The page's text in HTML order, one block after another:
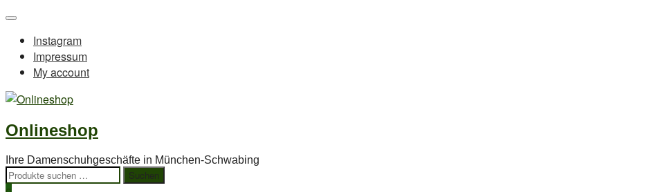
Skip
content
Topbar
Menu
Instagram
Impressum
My account
Onlineshop
Ihre Damenschuhgeschäfte in München-Schwabing
Suchen
Suchen